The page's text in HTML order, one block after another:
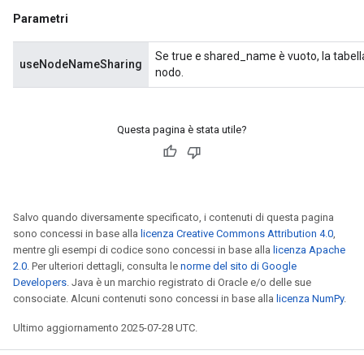
Parametri
useNodeNameSharing
Se true e shared_name è vuoto, la
nodo.
Questa pagina è stata utile?
Salvo quando diversamente specificato, i contenuti di questa pagina
sono concessi in base alla licenza Creative Commons Attribution 4.0,
mentre gli esempi di codice sono concessi in base alla licenza Apache
2.0. Per ulteriori dettagli, consulta le norme del sito di Google
Developers. Java è un marchio registrato di Oracle e/o delle sue
consociate. Alcuni contenuti sono concessi in base alla licenza NumPy.
Ultimo aggiornamento 2025-07-28 UTC.